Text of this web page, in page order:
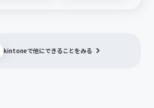
kintoneで他にできることをみる